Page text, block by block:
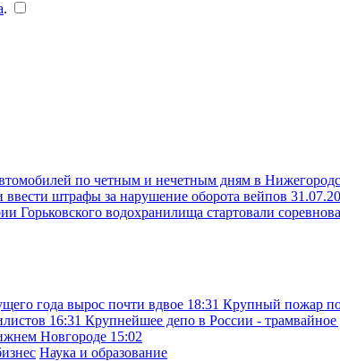
.
по четным и нечетным дням в
ввести штрафы за нарушение оборота вейпов
Горьковского водохранилища стартовали
года вырос почти вдвое 18:31 Крупный пожар
16:31 Крупнейшее депо в России -
Новгороде 15:02
Наука и образование